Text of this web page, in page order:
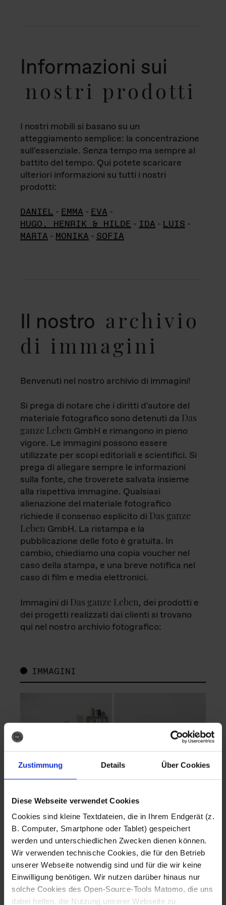
Zustimmung Details Über Cookies
Diese Webseite verwendet Cookies
Cookies sind kleine Textdateien, die in Ihrem Endgerät (z.
B. Computer, Smartphone oder Tablet) gespeichert
werden und unterschiedlichen Zwecken dienen können.
Wir verwenden technische Cookies, die für den Betrieb
unserer Webseite notwendig sind und für die wir keine
Einwilligung benötigen. Wir nutzen darüber hinaus nur
solche Cookies des Open-Source-Tools Matomo, die uns
dabei helfen, die Nutzung unserer Webseite zu
Informazioni sui
nostri prodotti
I nostri mobili si basano su un
atteggiamento semplice: la concentrazione
sull'essenziale. Senza tempo ma sempre al
battito del tempo. Qui potete scaricare
ulteriori informazioni su tutti i nostri
prodotti:
DANIEL - EMMA - EVA -
HUGO, HENRIK & HILDE - IDA - LUIS -
MARTA - MONIKA - SOFIA
Il nostro archivio
di immagini
Benvenuti nel nostro archivio di immagini!
Si prega di notare che i diritti d'autore del
materiale fotografico sono detenuti da Das
ganze Leben GmbH e rimangono in pieno
vigore. Le immagini possono essere
utilizzate per scopi editoriali e scientifici. Si
prega di allegare sempre le informazioni
sulla fonte, che troverete salvata insieme
alla rispettiva immagine. Qualsiasi
alienazione del materiale fotografico
richiede il consenso esplicito di Das ganze
Leben GmbH. La ristampa e la
pubblicazione delle foto è gratuita. In
cambio, chiediamo una copia voucher nel
caso della stampa, e una breve notifica nel
caso di film e media elettronici.
Immagini di Das ganze Leben, dei prodotti e
dei progetti realizzati dai clienti si trovano
qui nel nostro archivio fotografico:
IMMAGINI
Fotografo: Lorenz
Sternbach
Download
Fotografo: Lorenz
Sternbach
Download